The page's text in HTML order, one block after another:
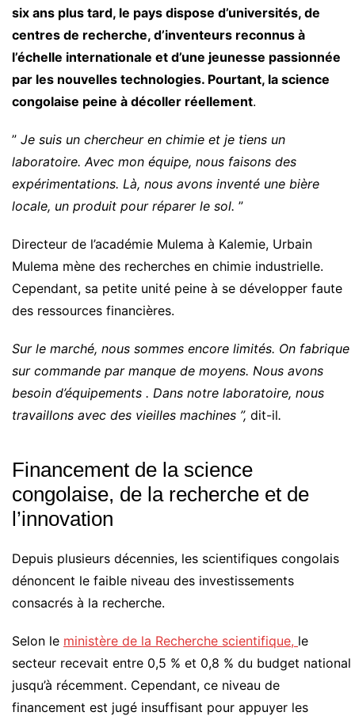
six ans plus tard, le pays dispose d’universités, de
centres de recherche, d’inventeurs reconnus à
l’échelle internationale et d’une jeunesse passionnée
par les nouvelles technologies. Pourtant, la science
congolaise peine à décoller réellement.
” Je suis un chercheur en chimie et je tiens un
laboratoire. Avec mon équipe, nous faisons des
expérimentations. Là, nous avons inventé une bière
locale, un produit pour réparer le sol. ”
Directeur de l’académie Mulema à Kalemie, Urbain
Mulema mène des recherches en chimie industrielle.
Cependant, sa petite unité peine à se développer faute
des ressources financières.
Sur le marché, nous sommes encore limités. On fabrique
sur commande par manque de moyens. Nous avons
besoin d’équipements . Dans notre laboratoire, nous
travaillons avec des vieilles machines ”, dit-il.
Financement de la science
congolaise, de la recherche et de
l’innovation
Depuis plusieurs décennies, les scientifiques congolais
dénoncent le faible niveau des investissements
consacrés à la recherche.
Selon le ministère de la Recherche scientifique, le
secteur recevait entre 0,5 % et 0,8 % du budget national
jusqu’à récemment. Cependant, ce niveau de
financement est jugé insuffisant pour appuyer les